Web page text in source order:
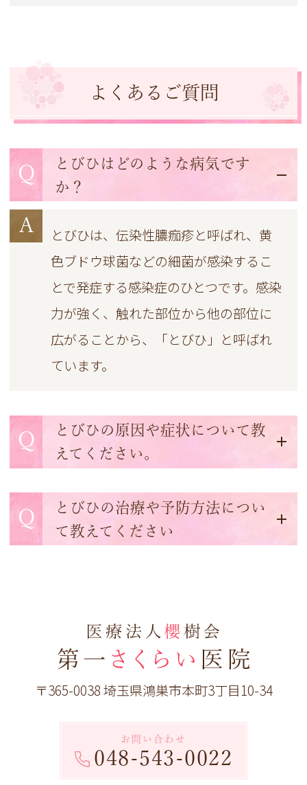
よくあるご質問
Q
とびひはどのような病気です
か？
A
とびひは、伝染性膿痂疹と呼ばれ、黄
色ブドウ球菌などの細菌が感染するこ
とで発症する感染症のひとつです。感染
力が強く、触れた部位から他の部位に
広がることから、「とびひ」と呼ばれ
ています。
Q
とびひの原因や症状について教
えてください。
Q
とびひの治療や予防方法につい
て教えてください
〒365-0038 埼玉県鴻巣市本町3丁目10-34
お問い合わせ
048-543-0022